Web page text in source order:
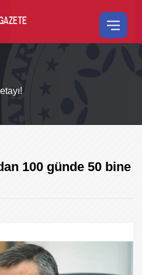
100 günde 50 bine